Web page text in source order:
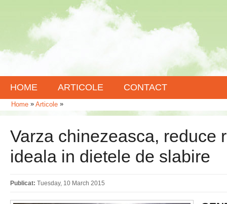
HOME ARTICOLE CONTACT
Home » Articole »
Varza chinezeasca, reduce
ideala in dietele de slabire
Publicat: Tuesday, 10 March 2015